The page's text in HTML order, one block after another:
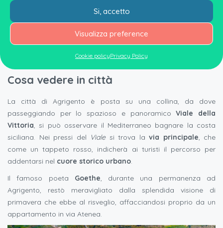
Si, accetto
Visualizza preference
Cookie policyPrivacy Policy
il
di
origine greca, per poi godersi un sempre roseo tramonto,
sorseggiando un buon vino locale in una delle tante
enoteche
agrigentine
Cosa vedere in città
La città di Agrigento è posta su una collina, da dove
passeggiando per lo spazioso e panoramicoViale della
Vittoria, si può osservare il Mediterraneo bagnare la costa
siciliana. Nei pressi del
Vialesi trova la via principale, che
come un tappeto rosso, indicherà ai turisti il percorso per
addentarsi nel cuore storico urbano.
Il famoso poeta Goethe, durante una permanenza ad
Agrigento, restò meravigliato dalla splendida visione di
primavera che ebbe al risveglio, affacciandosi proprio da un
appartamento in via Atenea.